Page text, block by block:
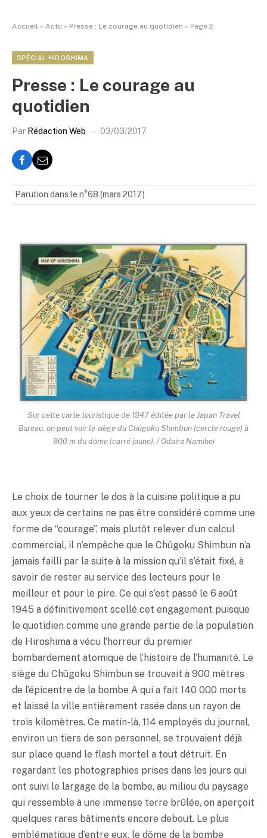
Accueil » Actu » Presse : Le courage au quotidien » Page 2
SPÉCIAL HIROSHIMA
Presse : Le courage au
quotidien
Par Rédaction Web 03/03/2017
Parution dans le n°68 (mars 2017)
Sur cette carte touristique de 1947 éditée par le Japan Travel
Bureau, on peut voir le siège du Chûgoku Shimbun (cercle rouge) à
900 m du dôme (carré jaune). / Odaira Namihei
Le choix de tourner le dos à la cuisine politique a pu
aux yeux de certains ne pas être considéré comme une
forme de “courage”, mais plutôt relever d’un calcul
commercial, il n’empêche que le Chûgoku Shimbun n’a
jamais failli par la suite à la mission qu’il s’était fixé, à
savoir de rester au service des lecteurs pour le
meilleur et pour le pire. Ce qui s’est passé le 6 août
1945 a définitivement scellé cet engagement puisque
le quotidien comme une grande partie de la population
de Hiroshima a vécu l’horreur du premier
bombardement atomique de l’histoire de l’humanité. Le
siège du Chûgoku Shimbun se trouvait à 900 mètres
de l’épicentre de la bombe A qui a fait 140 000 morts
et laissé la ville entièrement rasée dans un rayon de
trois kilomètres. Ce matin-là, 114 employés du journal,
environ un tiers de son personnel, se trouvaient déjà
sur place quand le flash mortel a tout détruit. En
regardant les photographies prises dans les jours qui
ont suivi le largage de la bombe, au milieu du paysage
qui ressemble à une immense terre brûlée, on aperçoit
quelques rares bâtiments encore debout. Le plus
emblématique d’entre eux, le dôme de la bombe